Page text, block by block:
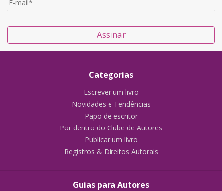
Assinar
Categorias
Escrever um livro
Novidades e Tendências
Papo de escritor
Por dentro do Clube de Autores
Publicar um livro
Registros & Direitos Autorais
Guias para Autores